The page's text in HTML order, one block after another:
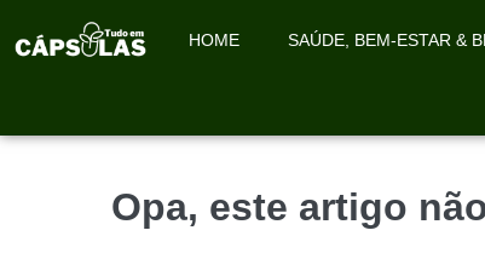
HOME SAÚDE, BEM-ESTAR &
Opa, este artigo